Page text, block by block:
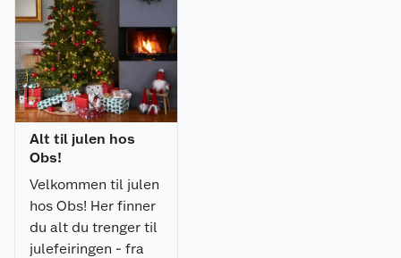
Alt til julen hos
Obs!
Velkommen til julen
hos Obs! Her finner
du alt du trenger til
julefeiringen - fra